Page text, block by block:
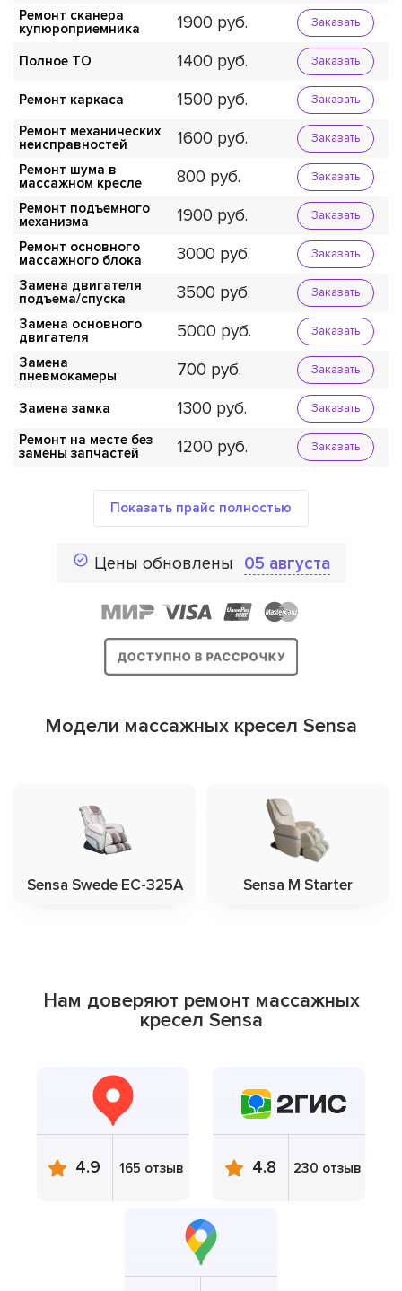
Ремонт сканера
купюроприемника
1900 Заказать
Полное ТО 1400 Заказать
Ремонт каркаса 1500 Заказать
Ремонт механических
неисправностей
1600 Заказать
Ремонт шума в
массажном кресле
800 Заказать
Ремонт подъемного
механизма
1900 Заказать
Ремонт основного
массажного блока
3000 Заказать
Замена двигателя
подъема/спуска
3500 Заказать
Замена основного
двигателя
5000 Заказать
Замена
пневмокамеры
700 Заказать
Замена замка 1300 Заказать
Ремонт на месте без
замены запчастей
1200 Заказать
Показать прайс полностью
Цены обновлены 05 августа
Модели массажных кресел Sensa
Sensa Swede EC-325A Sensa M Starter
Нам доверяют ремонт массажных
кресел Sensa
4.9 165 отзыв 4.8 230 отзыв